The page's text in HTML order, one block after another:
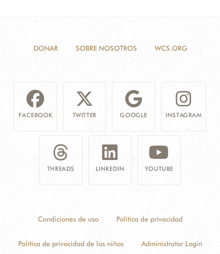
DONAR SOBRE NOSOTROS WCS.ORG
FACEBOOK TWITTER GOOGLE INSTAGRAM
THREADS LINKEDIN YOUTUBE
Condiciones de uso Política de privacidad
Política de privacidad de los niños Administrator Login